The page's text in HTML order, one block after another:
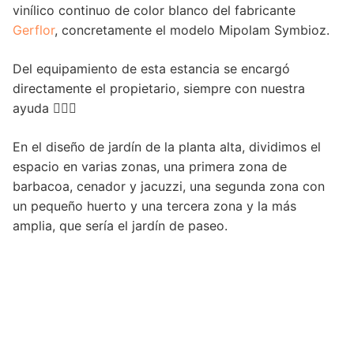
vinílico continuo de color blanco del fabricante
Gerflor, concretamente el modelo Mipolam Symbioz.
Del equipamiento de esta estancia se encargó
directamente el propietario, siempre con nuestra
ayuda 👍🏻😁
En el diseño de jardín de la planta alta, dividimos el
espacio en varias zonas, una primera zona de
barbacoa, cenador y jacuzzi, una segunda zona con
un pequeño huerto y una tercera zona y la más
amplia, que sería el jardín de paseo.